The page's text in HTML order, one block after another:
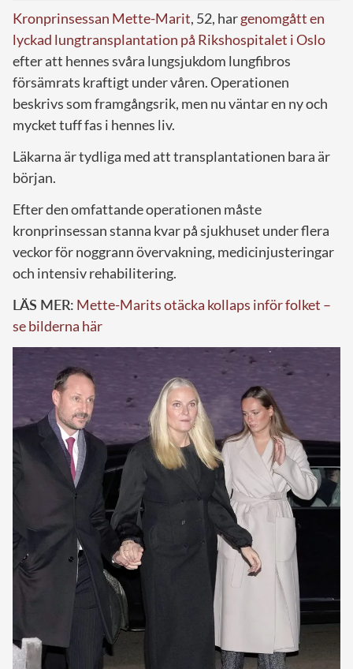
Kronprinsessan Mette-Marit, 52, hargenomgått en
lyckad lungtransplantation på Rikshospitalet i Oslo
efter att hennes svåra lungsjukdom lungfibros
försämrats kraftigt under våren. Operationen
beskrivs som framgångsrik, men nu väntar en ny och
mycket tuff fas i hennes liv.
Läkarna är tydliga med att transplantationen bara är
början.
Efter den omfattande operationen måste
kronprinsessan stanna kvar på sjukhuset under flera
veckor för noggrann övervakning, medicinjusteringar
och intensiv rehabilitering.
LÄS MER: Mette-Marits otäcka kollaps inför folket –
se bilderna här